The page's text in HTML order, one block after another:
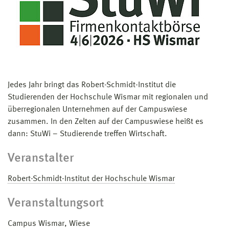
Jedes Jahr bringt das Robert-Schmidt-Institut die
Studierenden der Hochschule Wismar mit regionalen und
überregionalen Unternehmen auf der Campuswiese
zusammen. In den Zelten auf der Campuswiese heißt es
dann: StuWi – Studierende treffen Wirtschaft.
Veranstalter
Robert-Schmidt-Institut der Hochschule Wismar
Veranstaltungsort
Campus Wismar, Wiese